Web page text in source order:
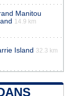
Manitou
14.9 km
Island 32.3 km